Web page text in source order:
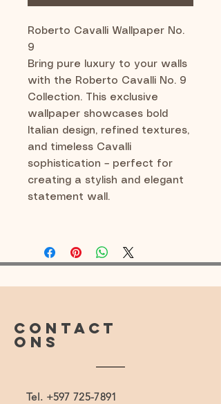
Roberto Cavalli Wallpaper No.
9
Bring pure luxury to your walls
with the Roberto Cavalli No. 9
Collection. This exclusive
wallpaper showcases bold
Italian design, refined textures,
and timeless Cavalli
sophistication – perfect for
creating a stylish and elegant
statement wall.
CONTACT
ONS
Tel. +597 725-7891